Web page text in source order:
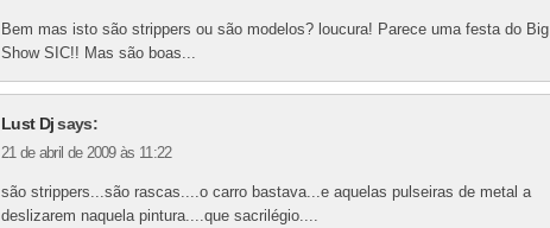
Bem mas isto são strippers ou são modelos? loucura! Parece uma festa do Big
Show SIC!! Mas são boas...
Lust Djsays:
21 de abril de 2009 às 11:22
são strippers...são rascas....o carro bastava...e aquelas pulseiras de metal a
deslizarem naquela pintura....que sacrilégio....